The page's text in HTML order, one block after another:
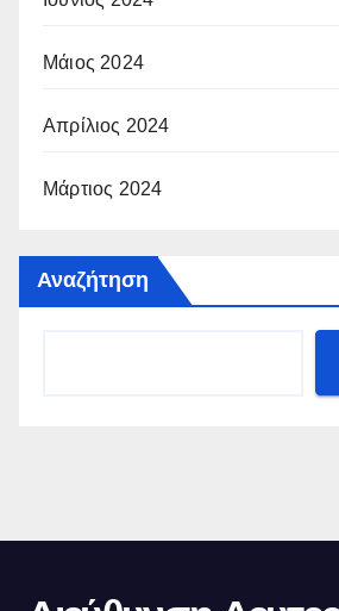
Μάιος 2024
Απρίλιος 2024
Μάρτιος 2024
Αναζήτηση